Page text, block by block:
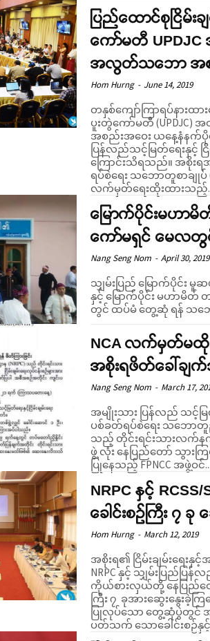
ပြည်ထောင်စုငြိမ်းခ
ကော်မတီ UPDJC
အလွတ်သဘော အစ
Hom Hurng - June 14, 2019
တနှစ်ကျော်ကြာရပ်နားထား
ပူးတွဲကော်မတီ (UPDJC)
အစည်းအဝေး ယနေ့နံနက်ပို
ပြန်လည်သင့်မြတ်ရေးနှင့် ငြိ
ကြောင်းသိရသည်။ အစိုးရအစုအဖွဲ့၊ တစ်နိုင်ငံလုံးပစ်ခတ် တိုက်ခိုက်မှု
ရပ်စဲရေး သဘောတူစာချုပ်
လက်မှတ်ရေးထိုးထားသည့်
မြောက်ပိုင်းမဟာမိ
ကော်မရှင် မေလ
Nang Seng Nom - April 30, 2019
သျှမ်းပြည် မြောက်ပိုင်း မူဆ
နှင့် မြောက်ပိုင်း မဟာမိတ်
တွင် ထပ်မံ တွေ့ဆုံ ရန် သ
NCA လက်မှတ်မ
အစိုးရဖိတ်ခေါ်ချ
Nang Seng Nom - March 17,
အမျိုးသား ပြန်လည် သင့်မြတ်
ပစ်ခတ်ရပ်စဲရေး သဘောတူ
သည့် တိုင်းရင်းသားလက်န
ဖွဲ့ လုံး နေပြည်တော် သွားကြမည်ဟု သိရသ
ပြုနေသည့် FPNCC အဖွဲ့ဝင်...
NRPC နှင့်
ခေါင်းစဉ်ကြီး ၇ ခု
Hom Hurng - March 12, 2019
အစိုးရ၏ ငြိမ်းချမ်းရေး
NRPC နှင့် သျှမ်းပြည်ပြန်
ကိုယ်စားလှယ်တို့ နေပြည်တ
ကြီး ၇ ခုအားဆွေးနွေးခဲ့ကြကြောင်
ပြုလုပ်သော တွေ့ဆုံပွဲတွင် အ
ပတ်သက် သောခေါင်းစဉ်နှ